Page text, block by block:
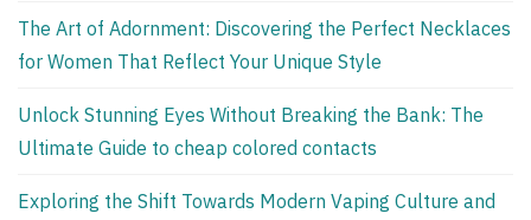
The Art of Adornment: Discovering the Perfect Necklaces
for Women That Reflect Your Unique Style
Unlock Stunning Eyes Without Breaking the Bank: The
Ultimate Guide to cheap colored contacts
Exploring the Shift Towards Modern Vaping Culture and